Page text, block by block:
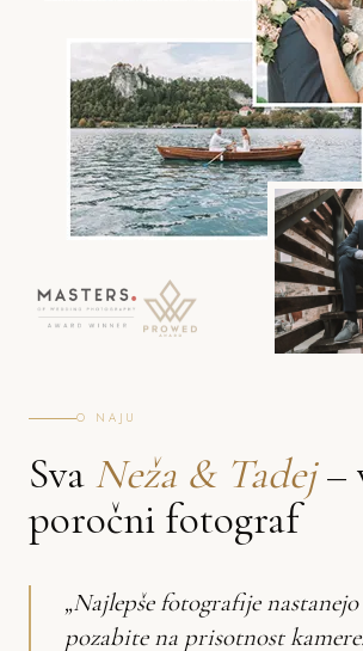
O NAJU
Sva Neža & Tadej–
poročni fotograf
„Najlepše fotografije
pozabite na prisotnost